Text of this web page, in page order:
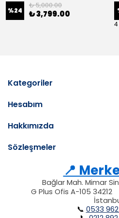
%24
₺ 5,000.00
₺ 3,799.00
4
Kategoriler
Hesabım
Hakkımızda
Sözleşmeler
📍
Bağlar Mah. Mimar
G Plus Ofis A-105 34212
📞 0533